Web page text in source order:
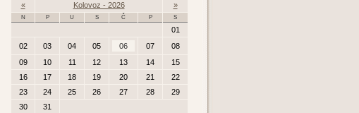
« Kolovoz - 2026 »
N P U S Č P S
01
02
03 04 05 06 07
08
09
10 11 12 13 14
15
16
17 18 19 20 21
22
23
24 25 26 27 28
29
30
31